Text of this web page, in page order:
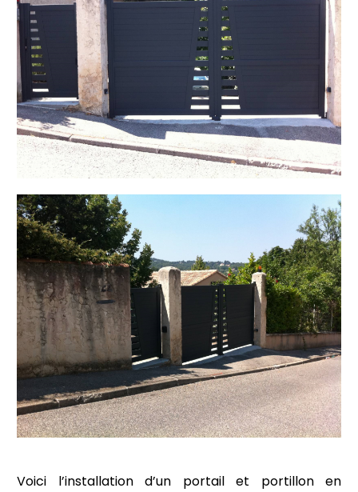
Voici l’installation d’un portail et portillon en